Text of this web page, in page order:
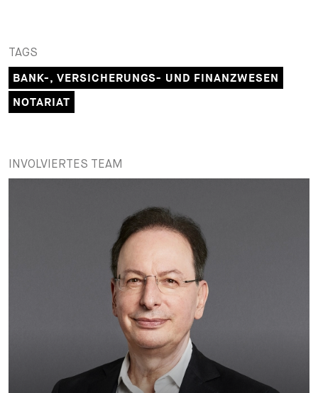
TAGS
BANK-, VERSICHERUNGS- UND FINANZWESEN
NOTARIAT
INVOLVIERTES TEAM